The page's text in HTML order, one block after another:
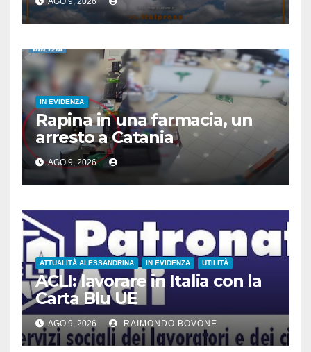
IN EVIDENZA
Rapina in una farmacia, un
arresto a Catania
AGO 9, 2026
ATTUALITÀ ALESSANDRINA IN EVIDENZA UTILITÀ
ACLI: lavorare in Italia con la
Carta Blu UE
AGO 9, 2026 RAIMONDO BOVONE